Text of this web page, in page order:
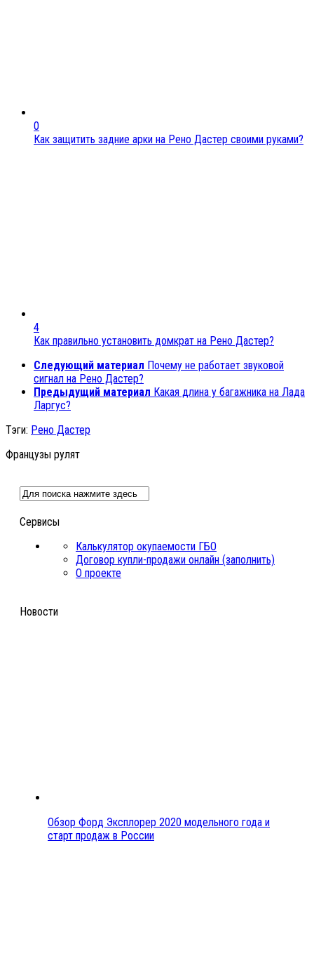
0
Как защитить задние арки на Рено Дастер своими руками?
4
Как правильно установить домкрат на Рено Дастер?
Следующий материал Почему не работает звуковой
сигнал на Рено Дастер?
Предыдущий материал Какая длина у багажника на Лада
Ларгус?
Тэги: Рено Дастер
Французы рулят
Сервисы
Калькулятор окупаемости ГБО
Договор купли-продажи онлайн (заполнить)
О проекте
Новости
Обзор Форд Эксплорер 2020 модельного года и
старт продаж в России